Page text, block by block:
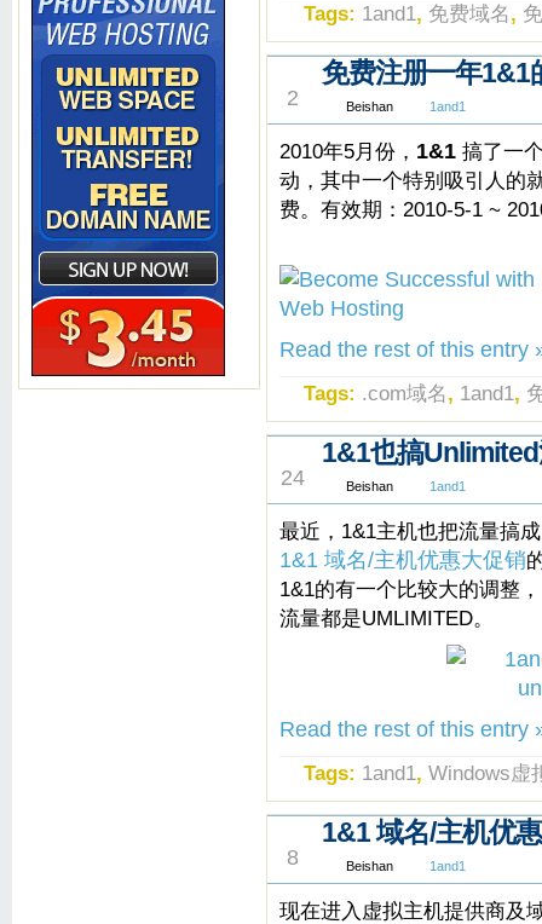
Tags: 1and1, 免费域名 ,
2
免费注册一年1&1
Beishan 1and1
2010年5月份， 1&1 搞了一
动，其中一个特别吸引人的
费。有效期：2010-5-1 ~
Read the rest of this entry
Tags: .com域名 , 1and1,
24
1&1也搞
Beishan 1and1
最近，1&1主机也把流量搞
1&1 域名/主机优惠大促销
1&1的有一个比较大的调整
流量都是UMLIMITED。
Read the rest of this entry
Tags: 1and1, Windows虚
8
1&1 域名/主机优
Beishan 1and1
现在进入虚拟主机提供商及